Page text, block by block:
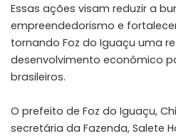
Essas ações visam reduzir a
empreendedorismo e
tornando Foz do Iguaçu uma
desenvolvimento econômico
brasileiros.
O prefeito de Foz do Iguaçu,
secretária da Fazenda, Salete